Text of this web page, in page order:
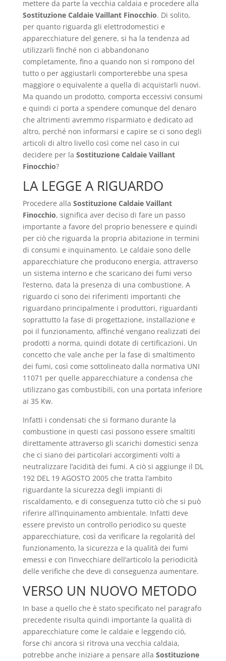
mettere da parte la vecchia caldaia e procedere alla
Sostituzione Caldaie Vaillant Finocchio. Di solito,
per quanto riguarda gli elettrodomestici e
apparecchiature del genere, si ha la tendenza ad
utilizzarli finché non ci abbandonano
completamente, fino a quando non si rompono del
tutto o per aggiustarli comporterebbe una spesa
maggiore o equivalente a quella di acquistarli nuovi.
Ma quando un prodotto, comporta eccessivi consumi
e quindi ci porta a spendere comunque del denaro
che altrimenti avremmo risparmiato e dedicato ad
altro, perché non informarsi e capire se ci sono degli
articoli di altro livello così come nel caso in cui
decidere per la Sostituzione Caldaie Vaillant
Finocchio?
LA LEGGE A RIGUARDO
Procedere alla Sostituzione Caldaie Vaillant
Finocchio, significa aver deciso di fare un passo
importante a favore del proprio benessere e quindi
per ciò che riguarda la propria abitazione in termini
di consumi e inquinamento. Le caldaie sono delle
apparecchiature che producono energia, attraverso
un sistema interno e che scaricano dei fumi verso
l’esterno, data la presenza di una combustione. A
riguardo ci sono dei riferimenti importanti che
riguardano principalmente i produttori, riguardanti
soprattutto la fase di progettazione, installazione e
poi il funzionamento, affinché vengano realizzati dei
prodotti a norma, quindi dotate di certificazioni. Un
concetto che vale anche per la fase di smaltimento
dei fumi, così come sottolineato dalla normativa UNI
11071 per quelle apparecchiature a condensa che
utilizzano gas combustibili, con una portata inferiore
ai 35 Kw.
Infatti i condensati che si formano durante la
combustione in questi casi possono essere smaltiti
direttamente attraverso gli scarichi domestici senza
che ci siano dei particolari accorgimenti volti a
neutralizzare l’acidità dei fumi. A ciò si aggiunge il DL
192 DEL 19 AGOSTO 2005 che tratta l’ambito
riguardante la sicurezza degli impianti di
riscaldamento, e di conseguenza tutto ciò che si può
riferire all’inquinamento ambientale. Infatti deve
essere previsto un controllo periodico su queste
apparecchiature, così da verificare la regolarità del
funzionamento, la sicurezza e la qualità dei fumi
emessi e con l’invecchiare dell’articolo la periodicità
delle verifiche che deve di conseguenza aumentare.
VERSO UN NUOVO METODO
In base a quello che è stato specificato nel paragrafo
precedente risulta quindi importante la qualità di
apparecchiature come le caldaie e leggendo ciò,
forse chi ancora si ritrova una vecchia caldaia,
potrebbe anche iniziare a pensare alla Sostituzione